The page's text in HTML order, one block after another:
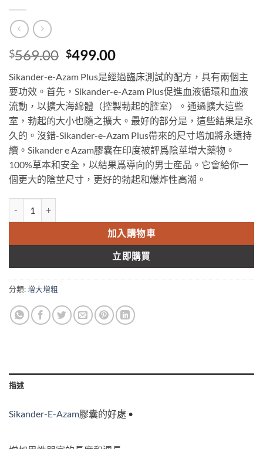
$569.00 Original
was:
$569.00.
$499.00Current
price
is:
$499.00.
Sikander-e-Azam Plus是經過臨床測試的配方，具有兩個主
要功效。首先，Sikander-e-Azam Plus促進血液循環和血液
流動，以擴大海綿體（控製勃起的腔室）。通過擴大這些
室，勃起的大小也隨之擴大。最好的部分是，這些結果是永
久的。沒錯-Sikander-e-Azam Plus帶來的尺寸增加將永遠持
續。Sikander e Azam膠囊在印度被評爲陰莖增大藥物。
100%草本和安全，以結果爲導向的男士産品。它會給你一
個更大的陰莖尺寸，更好的勃起和爆炸性高潮。
加入購物車
立即購買
分類:增大增粗
描述
Sikander-E-Azam膠囊的好處 •